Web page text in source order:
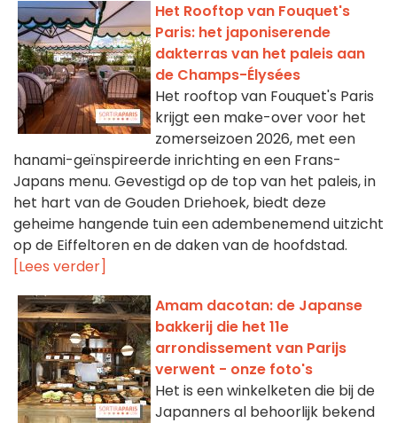
Het Rooftop van Fouquet's
Paris: het japoniserende
dakterras van het paleis aan
de Champs-Élysées
Het rooftop van Fouquet's Paris
krijgt een make-over voor het
zomerseizoen 2026, met een
hanami-geïnspireerde inrichting en een Frans-
Japans menu. Gevestigd op de top van het paleis, in
het hart van de Gouden Driehoek, biedt deze
geheime hangende tuin een adembenemend uitzicht
op de Eiffeltoren en de daken van de hoofdstad.
[Lees verder]
Amam dacotan: de Japanse
bakkerij die het 11e
arrondissement van Parijs
verwent - onze foto's
Het is een winkelketen die bij de
Japanners al behoorlijk bekend